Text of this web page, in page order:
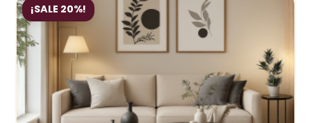
¡SALE 20%!